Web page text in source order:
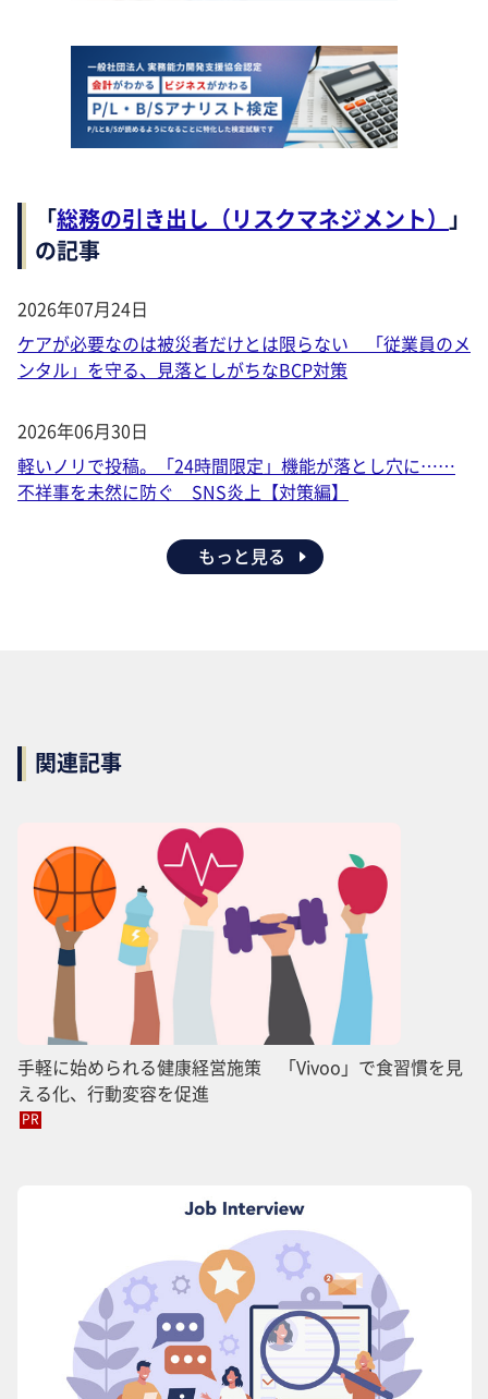
「総務の引き出し（リスクマネジメント） 」
の記事
2026年07月24日
ケアが必要なのは被災者だけとは限らない 「従業員のメ
ンタル」を守る、見落としがちなBCP対策
2026年06月30日
軽いノリで投稿。「24時間限定」機能が落とし穴に……
不祥事を未然に防ぐ SNS炎上【対策編】
もっと見る
関連記事
手軽に始められる健康経営施策 「Vivoo」で食習慣を見
える化、行動変容を促進
PR